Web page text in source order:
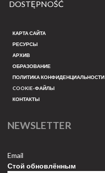
DOSTĘPNOŚĆ
КАРТА САЙТА
РЕСУРСЫ
АРХИВ
ОБРАЗОВАНИЕ
ПОЛИТИКА КОНФИДЕНЦИАЛЬНОСТИ
COOKIE-ФАЙЛЫ
КОНТАКТЫ
NEWSLETTER
Email
Стой обновлённым